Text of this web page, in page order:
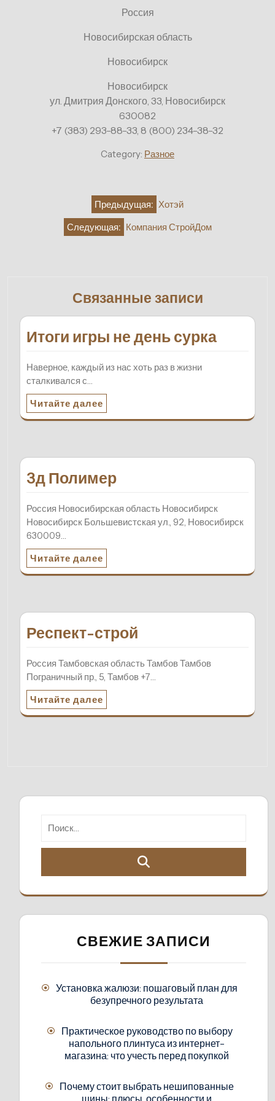
Россия
Новосибирская область
Новосибирск
Новосибирск
ул. Дмитрия Донского, 33, Новосибирск
630082
+7 (383) 293-88-33, 8 (800) 234-38-32
Category: Разное
записям
Предыдущая: Хотэй
Следующая: Компания СтройДом
Связанные записи
Итоги игры не день сурка
Наверное, каждый из нас хоть раз в жизни
сталкивался с…
Читайте далее
3д Полимер
Россия Новосибирская область Новосибирск
Новосибирск Большевистская ул., 92, Новосибирск
630009…
Читайте далее
Респект-строй
Россия Тамбовская область Тамбов Тамбов
Пограничный пр., 5, Тамбов +7…
Читайте далее
СВЕЖИЕ ЗАПИСИ
Установка жалюзи: пошаговый план для
безупречного результата
Практическое руководство по выбору
напольного плинтуса из интернет-
магазина: что учесть перед покупкой
Почему стоит выбрать нешипованные
шины: плюсы, особенности и